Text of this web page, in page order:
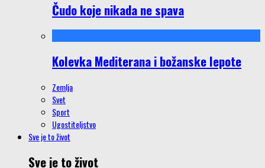
Čudo koje nikada ne spava
Kolevka Mediterana i božanske lepote
Zemlja
Svet
Sport
Ugostiteljstvo
Sve je to život
Sve je to život